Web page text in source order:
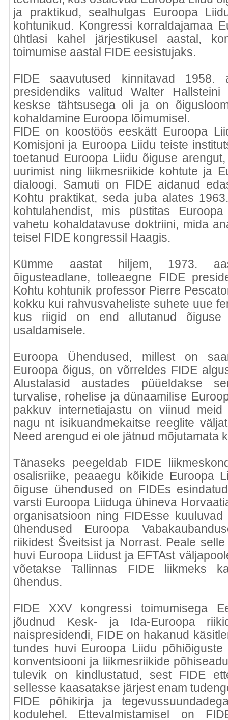
ja praktikud, sealhulgas Euroopa
kohtunikud. Kongressi korraldajamaa
ühtlasi kahel järjestikusel aastal,
toimumise aastal FIDE eesistujaks.
FIDE saavutused kinnitavad 1958.
presidendiks valitud Walter
keskse tähtsusega oli ja on
kohaldamine Euroopa lõimumisel.
FIDE on koostöös eeskätt Euroopa
Komisjoni ja Euroopa Liidu teiste
toetanud Euroopa Liidu õiguse
uurimist ning liikmesriikide kohtute ja
dialoogi. Samuti on FIDE aidanud
Kohtu praktikat, seda juba alates
kohtulahendist, mis püstitas
vahetu kohaldatavuse doktriini, mida
teisel FIDE kongressil Haagis.
Kümme aastat hiljem, 1973.
õigusteadlane, tolleaegne FIDE
Kohtu kohtunik professor Pierre
kokku kui rahvusvaheliste suhete uue
kus riigid on end allutanud õiguse
usaldamisele.
Euroopa Ühendused, millest on
Euroopa õigus, on võrreldes FIDE
Alustalasid austades püüeldakse
turvalise, rohelise ja dünaamilise
pakkuv internetiajastu on viinud
nagu nt isikuandmekaitse reeglite
Need arengud ei ole jätnud mõjutamata
Tänaseks peegeldab FIDE
osalisriike, peaaegu kõikide Euroopa
õiguse ühendused on FIDEs
varsti Euroopa Liiduga ühineva
organisatsioon ning FIDEsse
ühendused Euroopa
riikidest Šveitsist ja Norrast. Peale
huvi Euroopa Liidust ja EFTAst
võetakse Tallinnas FIDE liikmeks
ühendus.
FIDE XXV kongressi toimumisega
jõudnud Kesk- ja Ida-Euroopa
naispresidendi, FIDE on hakanud
tundes huvi Euroopa Liidu
konventsiooni ja liikmesriikide
tulevik on kindlustatud, sest FIDE
sellesse kaasatakse järjest enam
FIDE põhikirja ja
kodulehel. Ettevalmistamisel on